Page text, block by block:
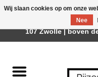
Wij slaan cookies op om onze
Nee
Afhalen is mogelijk bij
107 Zwolle | boven